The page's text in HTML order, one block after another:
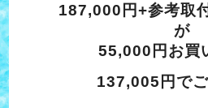
187,000円+参考取
が
55,000円お買
137,005円で